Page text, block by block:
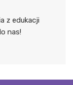
z edukacji
nas!